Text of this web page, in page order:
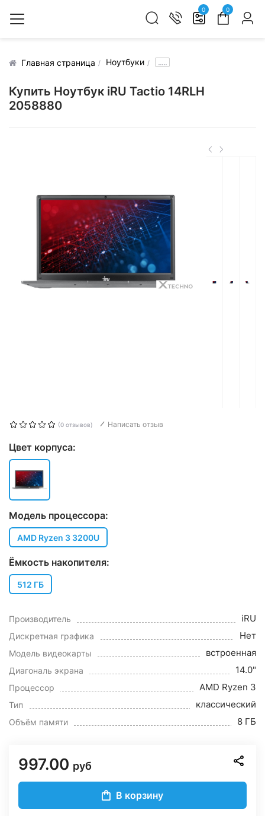
0 0
Главная страница Ноутбуки .....
Купить Ноутбук iRU Tactio 14RLH
2058880
(0 отзывов) Написать отзыв
Цвет корпуса:
Модель процессора:
AMD Ryzen 3 3200U
Ёмкость накопителя:
512 ГБ
Производитель iRU
Дискретная графика Нет
Модель видеокарты встроенная
Диагональ экрана 14.0"
Процессор AMD Ryzen 3
Тип классический
Объём памяти 8 ГБ
997.00 руб
В корзину